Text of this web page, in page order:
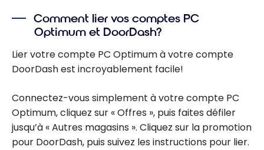
Comment lier vos comptes PC
Optimum et DoorDash?
Lier votre compte PC Optimum à votre compte
DoorDash est incroyablement facile!
Connectez-vous simplement à votre compte PC
Optimum, cliquez sur « Offres », puis faites défiler
jusqu’à « Autres magasins ». Cliquez sur la promotion
pour DoorDash, puis suivez les instructions pour lier.